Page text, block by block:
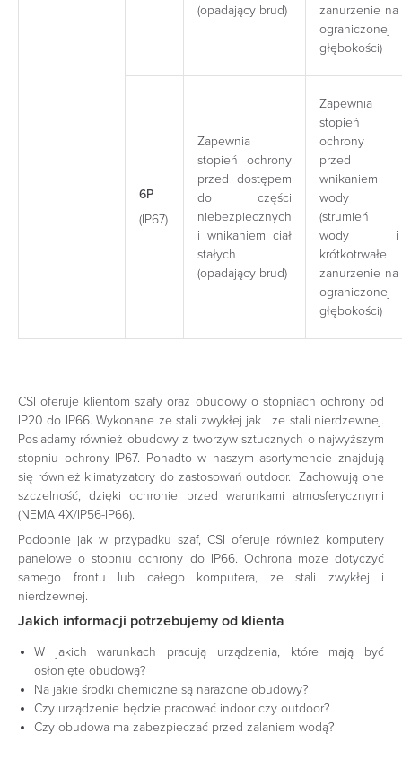
(opadający brud)
zanurzenie na
ograniczonej
głębokości)
6P
(IP67)
Zapewnia
stopień ochrony
przed dostępem
do części
niebezpiecznych
i wnikaniem ciał
stałych
(opadający brud)
Zapewnia
stopień
ochrony
przed
wnikaniem
wody
(strumień
wody i
krótkotrwałe
zanurzenie na
ograniczonej
głębokości)
CSI oferuje klientom szafy oraz obudowy o stopniach ochrony od
IP20 do IP66. Wykonane ze stali zwykłej jak i ze stali nierdzewnej.
Posiadamy również obudowy z tworzyw sztucznych o najwyższym
stopniu ochrony IP67. Ponadto w naszym asortymencie znajdują
się również klimatyzatory do zastosowań outdoor. Zachowują one
szczelność, dzięki ochronie przed warunkami atmosferycznymi
(NEMA 4X/IP56-IP66).
Podobnie jak w przypadku szaf, CSI oferuje również komputery
panelowe o stopniu ochrony do IP66. Ochrona może dotyczyć
samego frontu lub całego komputera, ze stali zwykłej i
nierdzewnej.
Jakich informacji potrzebujemy od klienta
W jakich warunkach pracują urządzenia, które mają być
osłonięte obudową?
Na jakie środki chemiczne są narażone obudowy?
Czy urządzenie będzie pracować indoor czy outdoor?
Czy obudowa ma zabezpieczać przed zalaniem wodą?